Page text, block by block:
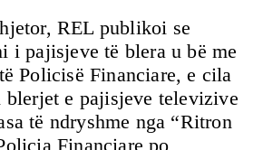
REL publikoi se
i pajisjeve të blera u bë me
Policisë Financiare, e cila
blerjet e pajisjeve televizive
të ndryshme nga “Ritron
Financiare po